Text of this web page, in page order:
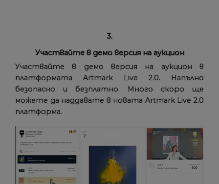
3.
Участвайте в демо версия на аукцион
Участвайте в демо версия на аукцион в
платформата Artmark Live 2.0. Напълно
безопасно и безплатно. Много скоро ще
можете да наддавате в новата Artmark Live 2.0
платформа.